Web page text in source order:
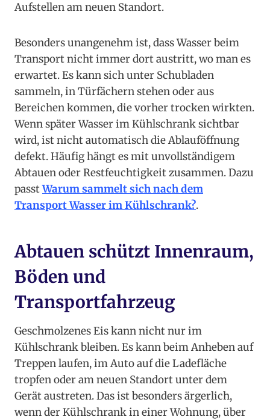
Aufstellen am neuen Standort.
Besonders unangenehm ist, dass Wasser beim
Transport nicht immer dort austritt, wo man es
erwartet. Es kann sich unter Schubladen
sammeln, in Türfächern stehen oder aus
Bereichen kommen, die vorher trocken wirkten.
Wenn später Wasser im Kühlschrank sichtbar
wird, ist nicht automatisch die Ablauföffnung
defekt. Häufig hängt es mit unvollständigem
Abtauen oder Restfeuchtigkeit zusammen. Dazu
passtWarum sammelt sich nach dem
Transport Wasser im Kühlschrank?.
Abtauen schützt Innenraum,
Böden und
Transportfahrzeug
Geschmolzenes Eis kann nicht nur im
Kühlschrank bleiben. Es kann beim Anheben auf
Treppen laufen, im Auto auf die Ladefläche
tropfen oder am neuen Standort unter dem
Gerät austreten. Das ist besonders ärgerlich,
wenn der Kühlschrank in einer Wohnung, über